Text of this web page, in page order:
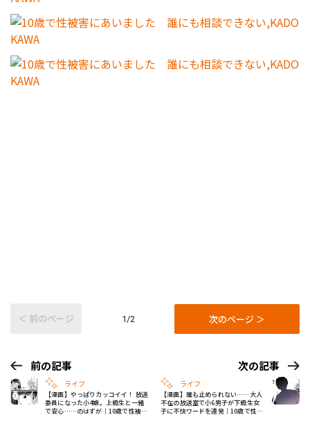
＜ 前のページ 1/2 次のページ ＞
前の記事
ライフ
【漫画】やっぱりカッコイイ！ 放送
委員になった小4娘。上級生と一緒
で安心……のはずが｜10歳で性被害
次の記事
ライフ
【漫画】誰も止められない……大人
不在の放送室で小6男子が下級生女
子に不快ワードを連発｜10歳で性被